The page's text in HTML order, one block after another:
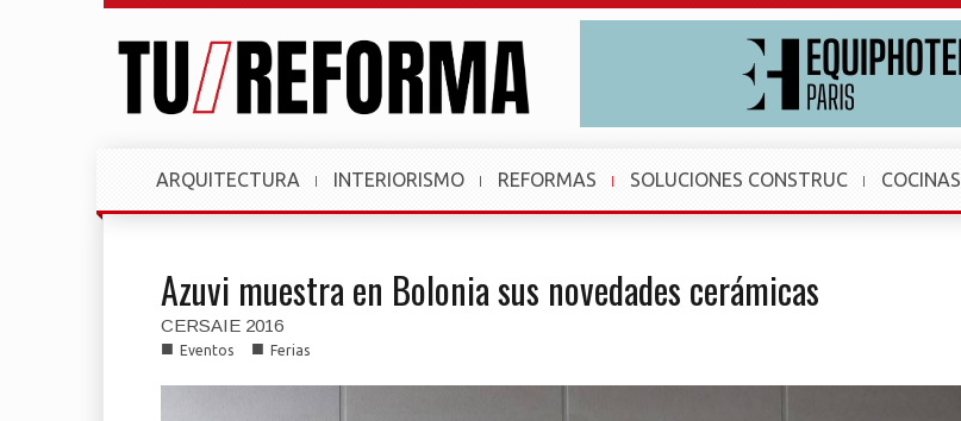
ARQUITECTURA INTERIORISMO REFORMAS SOLUCIONES CONSTRUC COCINAS
Azuvi muestra en Bolonia sus novedades cerámicas
CERSAIE 2016
■ Eventos ■ Ferias